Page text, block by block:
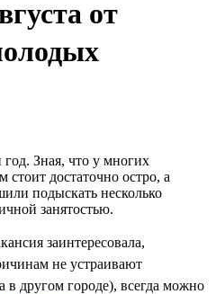
от
Зная, что у многих
стоит достаточно остро, а
подыскать несколько
занятостью.
заинтересовала,
не устраивают
другом городе), всегда можно